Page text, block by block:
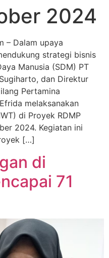
2024
– Dalam upaya
strategi bisnis
Manusia (SDM) PT
dan Direktur
Pertamina
melaksanakan
di Proyek RDMP
2024. Kegiatan ini
[…]
di
71